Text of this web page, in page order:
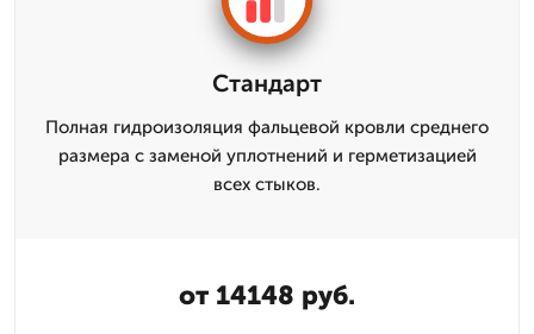
Стандарт
Полная гидроизоляция фальцевой кровли среднего
размера с заменой уплотнений и герметизацией
всех стыков.
от 14148 руб.